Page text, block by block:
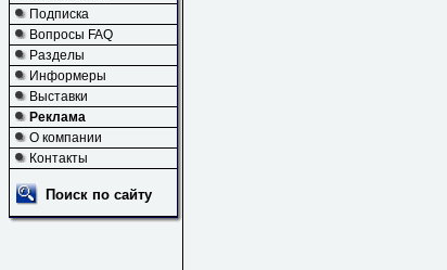
Подписка
Вопросы FAQ
Разделы
Информеры
Выставки
Реклама
О компании
Контакты
Поиск по сайту